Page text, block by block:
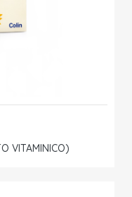
VITAMINICO)